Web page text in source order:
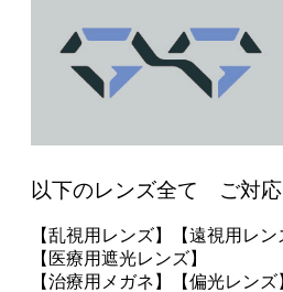
以下のレンズ全て ご対
【乱視用レンズ】【遠視用レン
【医療用遮光レンズ】
【治療用メガネ】【偏光レン